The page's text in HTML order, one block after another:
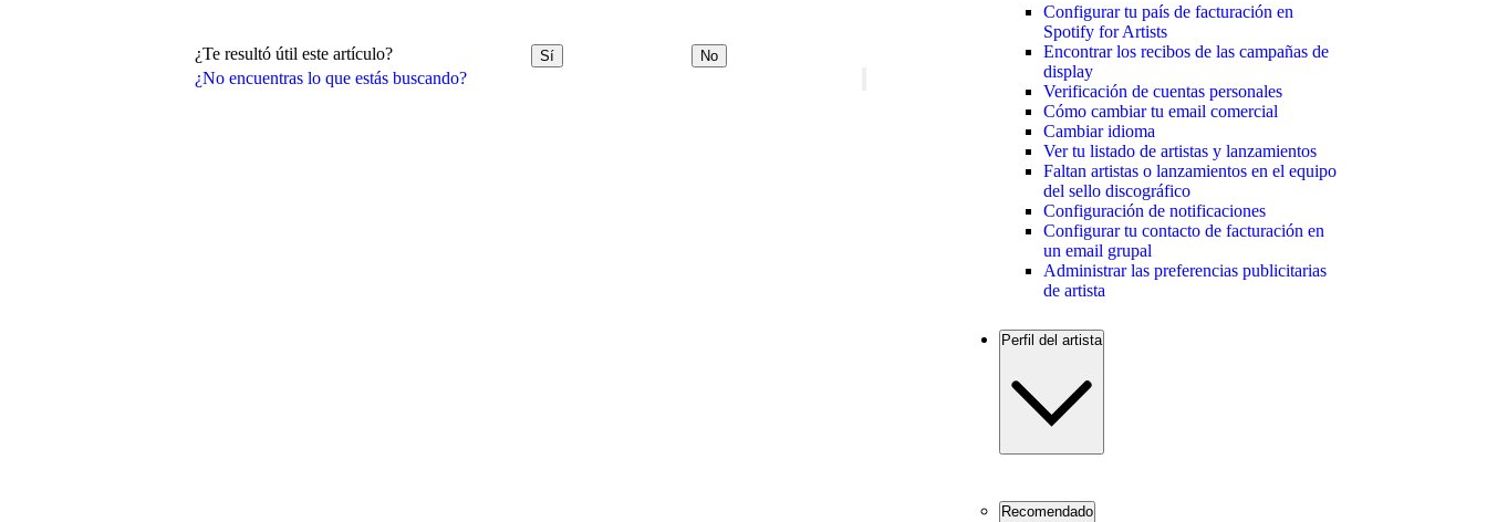
¿No encuentras lo que estás buscando?
¿Te resultó útil este artículo? Sí No
Configurar tu país de facturación en
Spotify for Artists
Encontrar los recibos de las campañas de
display
Verificación de cuentas personales
Cómo cambiar tu email comercial
Cambiar idioma
Ver tu listado de artistas y lanzamientos
Faltan artistas o lanzamientos en el equipo
del sello discográfico
Configuración de notificaciones
Configurar tu contacto de facturación en
un email grupal
Administrar las preferencias publicitarias
de artista
Perfil del artista
Recomendado